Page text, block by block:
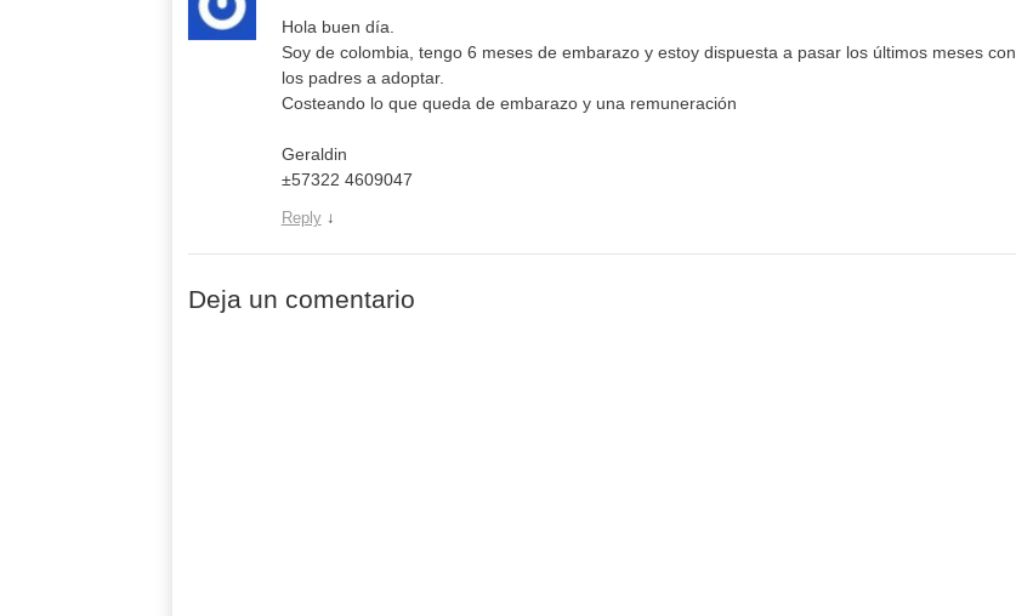
Hola buen día.
Soy de colombia, tengo 6 meses de embarazo y estoy dispuesta a pasar los últimos meses con
los padres a adoptar.
Costeando lo que queda de embarazo y una remuneración
Geraldin
±57322 4609047
Reply ↓
Deja un comentario